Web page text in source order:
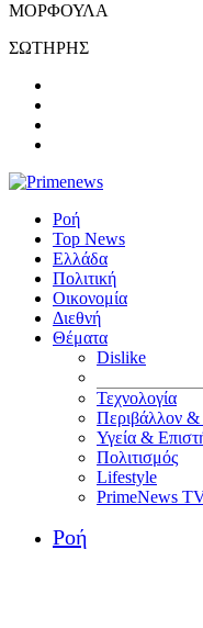
ΜΟΡΦΟΥΛΑ
ΣΩΤΗΡΗΣ
Ροή
Top News
Ελλάδα
Πολιτική
Οικονομία
Διεθνή
Θέματα
Dislike
Τεχνολογία
Περιβάλλον &
Υγεία &
Πολιτισμός
Lifestyle
PrimeNews
Ροή